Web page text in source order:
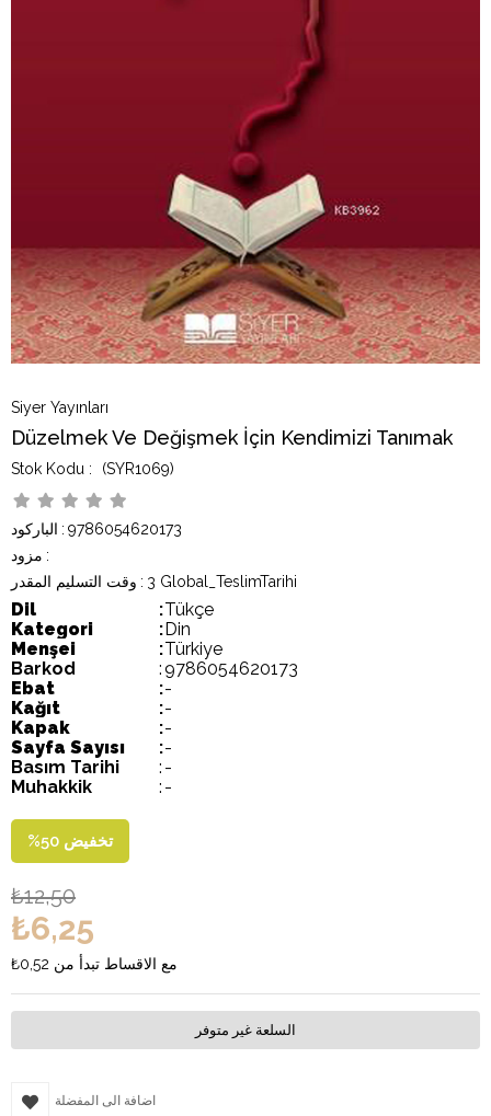
Siyer Yayınları
Düzelmek Ve Değişmek İçin Kendimizi Tanımak
(SYR1069)
الباركود : 9786054620173
مزود :
وقت التسليم المقدر : 3 Global_TeslimTarihi
Dil :Tükçe
Kategori
:Din
Menşei
:Türkiye
Barkod
:9786054620173
Ebat
:-
Kağıt
:-
Kapak
:-
Sayfa Sayısı
:-
Basım Tarihi
: -
Muhakkik
: -
%50 تخفيض
₺12,50
₺6,25
₺0,52 مع الاقساط تبدأ من
السلعة غير متوفر
اضافة الى المفضلة